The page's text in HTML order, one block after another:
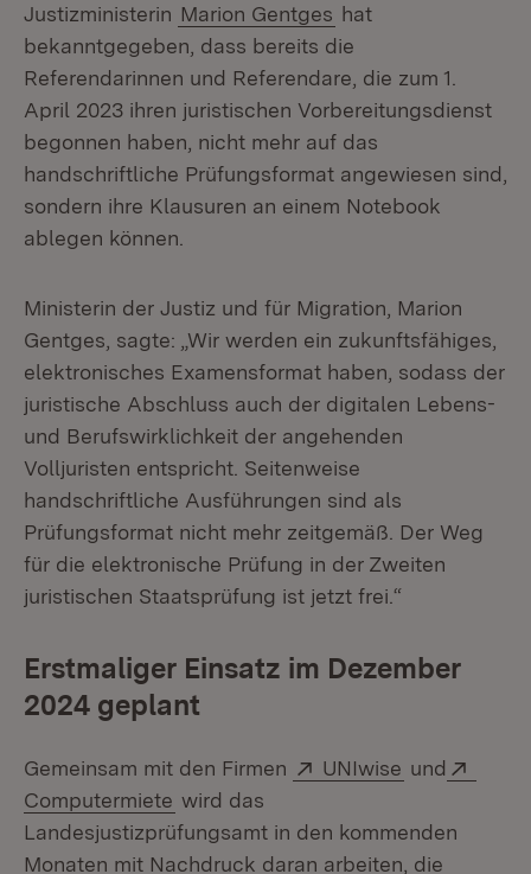
Justizministerin Marion Gentges hat
bekanntgegeben, dass bereits die
Referendarinnen und Referendare, die zum 1.
April 2023 ihren juristischen Vorbereitungsdienst
begonnen haben, nicht mehr auf das
handschriftliche Prüfungsformat angewiesen sind,
sondern ihre Klausuren an einem Notebook
ablegen können.
Ministerin der Justiz und für Migration, Marion
Gentges, sagte: „Wir werden ein zukunftsfähiges,
elektronisches Examensformat haben, sodass der
juristische Abschluss auch der digitalen Lebens-
und Berufswirklichkeit der angehenden
Volljuristen entspricht. Seitenweise
handschriftliche Ausführungen sind als
Prüfungsformat nicht mehr zeitgemäß. Der Weg
für die elektronische Prüfung in der Zweiten
juristischen Staatsprüfung ist jetzt frei.“
Erstmaliger Einsatz im Dezember
2024 geplant
Gemeinsam mit den Firmen Extern:
UNIwise (Öffnet in
und
Computermiete (Öffnet in neuem Fenster)
wird das
Landesjustizprüfungsamt in den kommenden
Monaten mit Nachdruck daran arbeiten, die